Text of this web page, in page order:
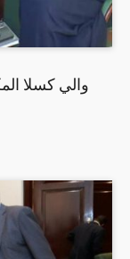
والي كسلا